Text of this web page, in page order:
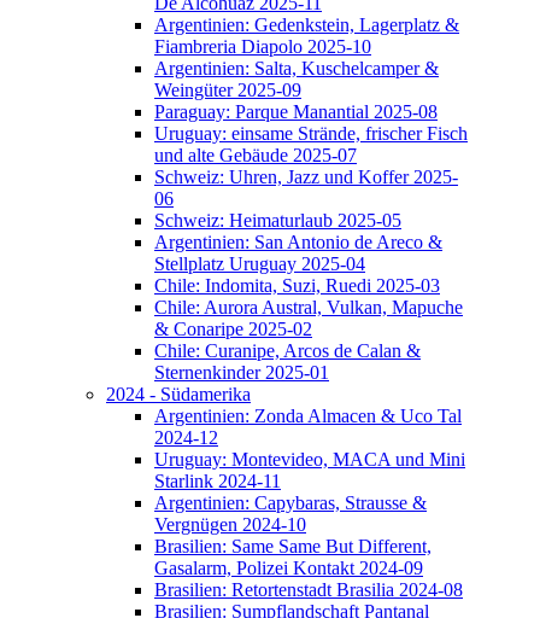
Argentinien: Gedenkstein, Lagerplatz &
Fiambreria Diapolo 2025-10
Argentinien: Salta, Kuschelcamper &
Weingüter 2025-09
Paraguay: Parque Manantial 2025-08
Uruguay: einsame Strände, frischer Fisch
und alte Gebäude 2025-07
Schweiz: Uhren, Jazz und Koffer 2025-
06
Schweiz: Heimaturlaub 2025-05
Argentinien: San Antonio de Areco &
Stellplatz Uruguay 2025-04
Chile: Indomita, Suzi, Ruedi 2025-03
Chile: Aurora Austral, Vulkan, Mapuche
& Conaripe 2025-02
Chile: Curanipe, Arcos de Calan &
Sternenkinder 2025-01
2024 - Südamerika
Argentinien: Zonda Almacen & Uco Tal
2024-12
Uruguay: Montevideo, MACA und Mini
Starlink 2024-11
Argentinien: Capybaras, Strausse &
Vergnügen 2024-10
Brasilien: Same Same But Different,
Gasalarm, Polizei Kontakt 2024-09
Brasilien: Retortenstadt Brasilia 2024-08
Brasilien: Sumpflandschaft Pantanal